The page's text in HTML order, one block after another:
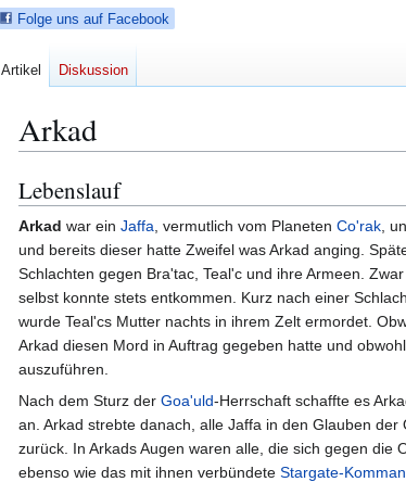
Arkad
Z
u
r
N
a
v
i
g
a
t
i
o
n
Z
u
r
S
u
c
h
e
s
p
r
i
n
Lebenslauf
Arkad war ein Jaffa , vermutlich vom Planeten Co'rak ,
und bereits dieser hatte Zweifel was Arkad anging.
Schlachten gegen Bra'tac, Teal'c und ihre Armeen.
selbst konnte stets entkommen. Kurz nach einer
wurde Teal'cs Mutter nachts in ihrem Zelt ermordet.
Arkad diesen Mord in Auftrag gegeben hatte und
auszuführen.
Nach dem Sturz der Goa'uld-Herrschaft schaffte es
an. Arkad strebte danach, alle Jaffa in den Glauben
zurück. In Arkads Augen waren alle, die sich gegen die
ebenso wie das mit ihnen verbündete Stargate-
Folge uns auf Facebook
Artikel Diskussion